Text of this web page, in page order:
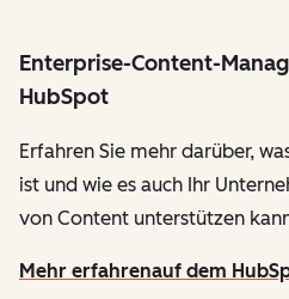
Enterprise-Content-
HubSpot
Erfahren Sie mehr darüber,
ist und wie es auch Ihr
von Content unterstützen
Mehr erfahrenauf dem